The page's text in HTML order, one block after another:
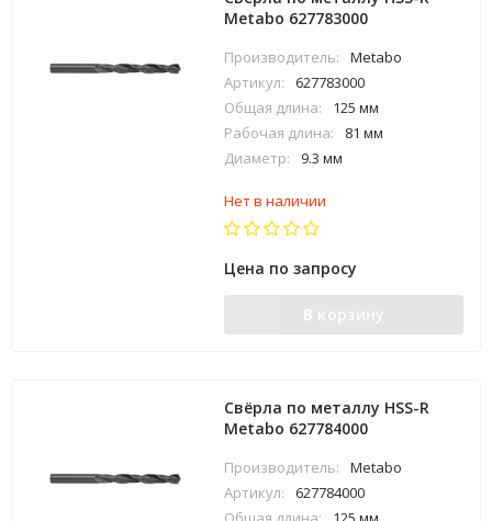
Metabo 627783000
Производитель:
Metabo
Артикул:
627783000
Общая длина:
125 мм
Рабочая длина:
81 мм
Диаметр:
9.3 мм
Нет в наличии
Цена по запросу
В корзину
Свёрла по металлу HSS-R
Metabo 627784000
Производитель:
Metabo
Артикул:
627784000